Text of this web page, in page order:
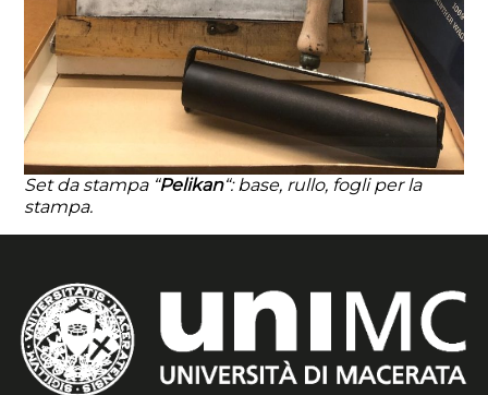
Set da stampa “Pelikan“: base, rullo, fogli per la
stampa.